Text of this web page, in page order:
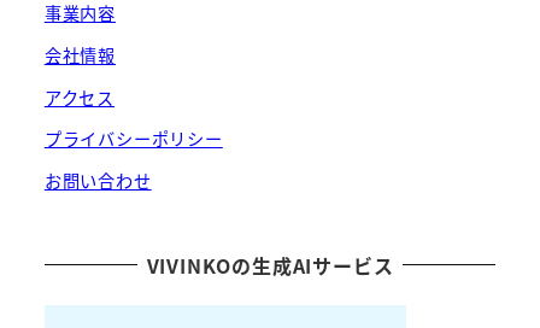
事業内容
会社情報
アクセス
プライバシーポリシー
お問い合わせ
VIVINKOの生成AIサービス